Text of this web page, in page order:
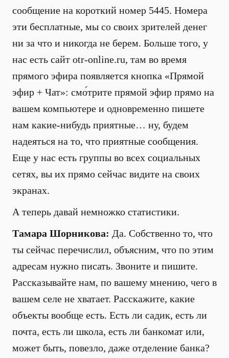
сообщение на короткий номер 5445. Номера
эти бесплатные, мы со своих зрителей денег
ни за что и никогда не берем. Больше того, у
нас есть сайт otr-online.ru, там во время
прямого эфира появляется кнопка «Прямой
эфир + Чат»: смо́трите прямой эфир прямо на
вашем компьютере и одновременно пишете
нам какие-нибудь приятные… ну, будем
надеяться на то, что приятные сообщения.
Еще у нас есть группы во всех социальных
сетях, вы их прямо сейчас видите на своих
экранах.
А теперь давай немножко статистики.
Тамара Шорникова: Да. Собственно то, что
ты сейчас перечислил, объясним, что по этим
адресам нужно писать. Звоните и пишите.
Рассказывайте нам, по вашему мнению, чего в
вашем селе не хватает. Расскажите, какие
объекты вообще есть. Есть ли садик, есть ли
почта, есть ли школа, есть ли банкомат или,
может быть, повезло, даже отделение банка?